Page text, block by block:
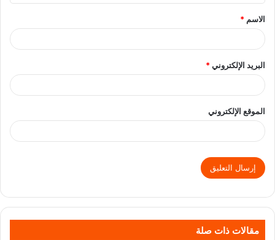
الاسم *
البريد الإلكتروني*
الموقع الإلكتروني
مقالات ذات صلة